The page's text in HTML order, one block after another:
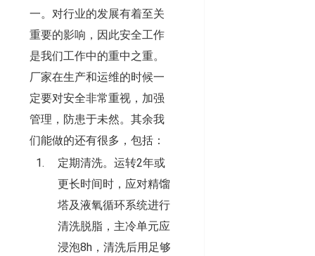
一。对行业的发展有着至关
重要的影响，因此安全工作
是我们工作中的重中之重。
厂家在生产和运维的时候一
定要对安全非常重视，加强
管理，防患于未然。其余我
们能做的还有很多，包括：
定期清洗。运转2年或
更长时间时，应对精馏
塔及液氧循环系统进行
清洗脱脂，主冷单元应
浸泡8h，清洗后用足够